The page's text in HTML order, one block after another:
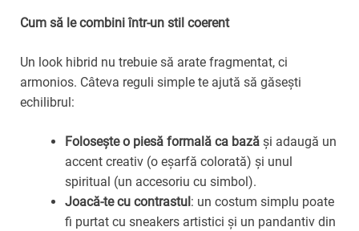
Cum să le combini într-un stil coerent
Un look hibrid nu trebuie să arate fragmentat, ci
armonios. Câteva reguli simple te ajută să găsești
echilibrul:
Folosește o piesă formală ca bază și adaugă un
accent creativ (o eșarfă colorată) și unul
spiritual (un accesoriu cu simbol).
Joacă-te cu contrastul: un costum simplu poate
fi purtat cu sneakers artistici și un pandantiv din